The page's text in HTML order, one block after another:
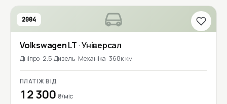
2004
VolkswagenLT · Універсал
Дніпро 2.5 Дизель Механіка 368к км
ПЛАТІЖ ВІД
12 300 ₴/міс